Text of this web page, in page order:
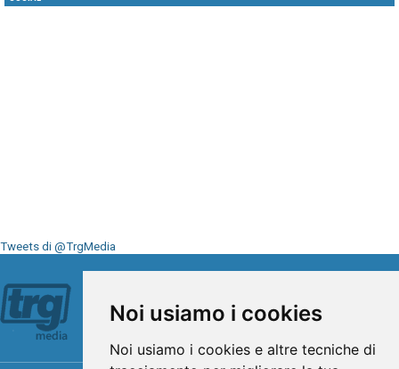
Noi usiamo i cookies
Noi usiamo i cookies e altre tecniche di
Tweets di @TrgMedia